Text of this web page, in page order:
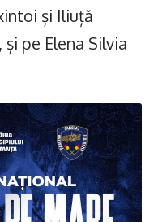
și Iliuță
pe Elena Silvia